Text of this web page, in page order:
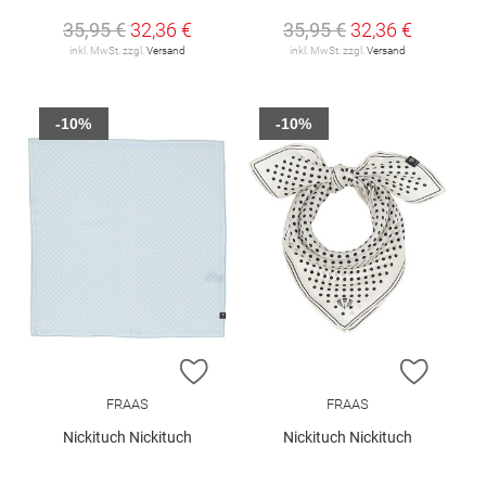
35,95 € 32,36 €
inkl. MwSt. zzgl.Versand
35,95 € 32,36 €
inkl. MwSt. zzgl.Versand
ZUR WUNSCHLISTE HINZUFÜGEN
FRAAS
Nickituch Nickituch
-10%
ZUR
FRAAS
Nickituch Nickituch
-10%